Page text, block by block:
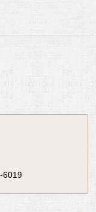
6019